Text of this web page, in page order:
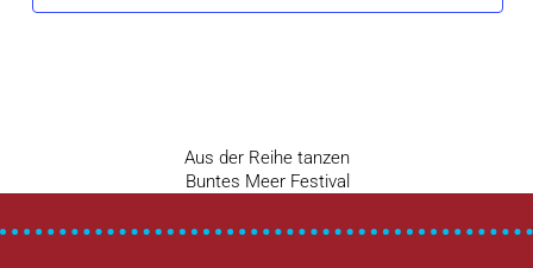
Beitragsnavigation
Vorheriger
Beitrag
Aus der Reihe tanzen
Nächster
Buntes Meer Festival